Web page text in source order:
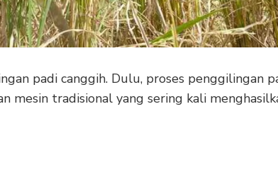
padi canggih. Dulu, proses penggilingan
mesin tradisional yang sering kali